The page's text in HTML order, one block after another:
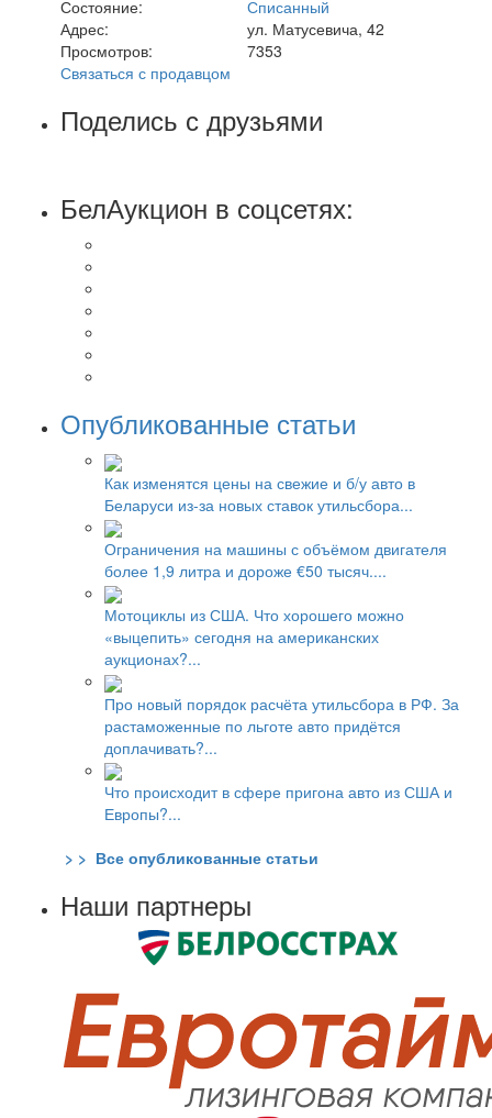
Состояние:
Списанный
Адрес:
ул. Матусевича, 42
Просмотров:
7353
Связаться с продавцом
Поделись с друзьями
БелАукцион в соцсетях:
Опубликованные статьи
Как изменятся цены на свежие и б/у авто в
Беларуси из-за новых ставок утильсбора...
Ограничения на машины с объёмом двигателя
более 1,9 литра и дороже €50 тысяч....
Мотоциклы из США. Что хорошего можно
«выцепить» сегодня на американских
аукционах?...
Про новый порядок расчёта утильсбора в РФ. За
растаможенные по льготе авто придётся
доплачивать?...
Что происходит в сфере пригона авто из США и
Европы?...
> > Все опубликованные статьи
Наши партнеры